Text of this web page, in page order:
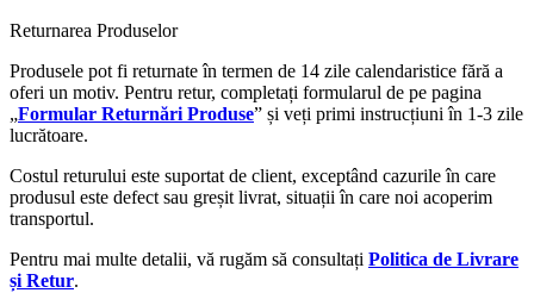
Returnarea Produselor
Produsele pot fi returnate în termen de 14 zile calendaristice fără a
oferi un motiv. Pentru retur, completați formularul de pe pagina
„Formular Returnări Produse” și veți primi instrucțiuni în 1-3 zile
lucrătoare.
Costul returului este suportat de client, exceptând cazurile în care
produsul este defect sau greșit livrat, situații în care noi acoperim
transportul.
Pentru mai multe detalii, vă rugăm să consultați Politica de Livrare
și Retur.